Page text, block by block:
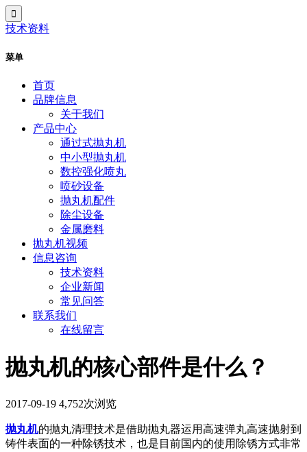
技术资料
菜单
首页
品牌信息
关于我们
产品中心
通过式抛丸机
中小型抛丸机
数控强化喷丸
喷砂设备
抛丸机配件
除尘设备
金属磨料
抛丸机视频
信息咨询
技术资料
企业新闻
常见问答
联系我们
在线留言
抛丸机的核心部件是什么？
2017-09-19 4,752次浏览
抛丸机的抛丸清理技术是借助抛丸器运用高速弹丸高速抛射到
铸件表面的一种除锈技术，也是目前国内的使用除锈方式非常